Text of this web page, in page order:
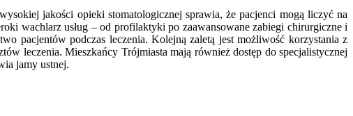
jakości opieki stomatologicznej sprawia, że pacjenci mogą liczyć na
wachlarz usług – od profilaktyki po zaawansowane zabiegi chirurgiczne i
pacjentów podczas leczenia. Kolejną zaletą jest możliwość korzystania z
leczenia. Mieszkańcy Trójmiasta mają również dostęp do specjalistycznej
jamy ustnej.